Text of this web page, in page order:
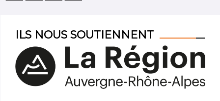
ILS NOUS SOUTIENNENT